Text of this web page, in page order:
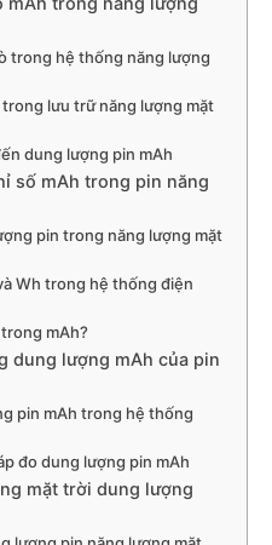
trong hệ thống năng lượng
trong lưu trữ năng lượng mặt
dung lượng pin mAh
số mAh trong pin năng
pin trong năng lượng mặt
Wh trong hệ thống điện
trong mAh?
dung lượng mAh của pin
pin mAh trong hệ thống
đo dung lượng pin mAh
mặt trời dung lượng